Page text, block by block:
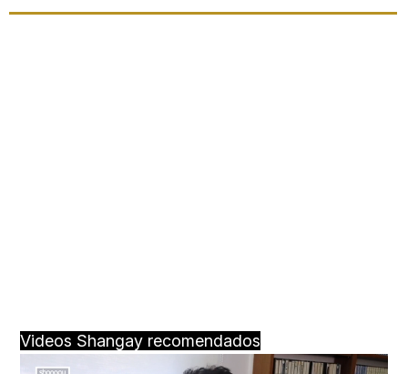
Videos Shangay recomendados